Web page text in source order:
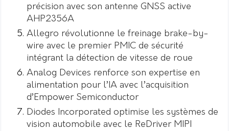
précision avec son antenne GNSS active
AHP2356A
Allegro révolutionne le freinage brake-by-
wire avec le premier PMIC de sécurité
intégrant la détection de vitesse de roue
Analog Devices renforce son expertise en
alimentation pour l’IA avec l’acquisition
d’Empower Semiconductor
Diodes Incorporated optimise les systèmes de
vision automobile avec le ReDriver MIPI